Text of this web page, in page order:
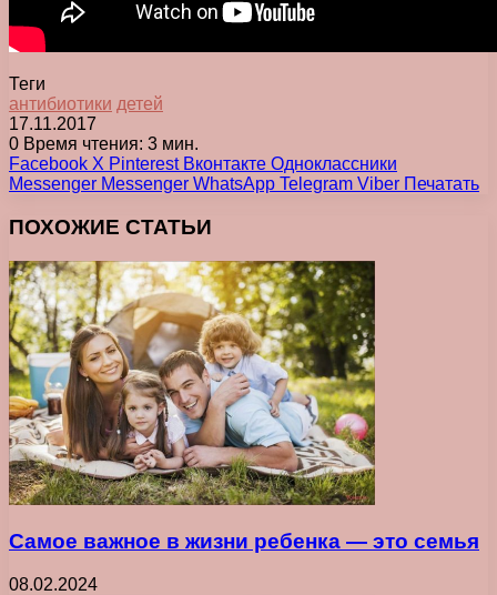
Теги
антибиотики детей
17.11.2017
0 Время чтения: 3 мин.
Facebook X Pinterest Вконтакте Одноклассники
Messenger Messenger WhatsApp Telegram Viber Печатать
ПОХОЖИЕ СТАТЬИ
Самое важное в жизни ребенка ― это семья
08.02.2024